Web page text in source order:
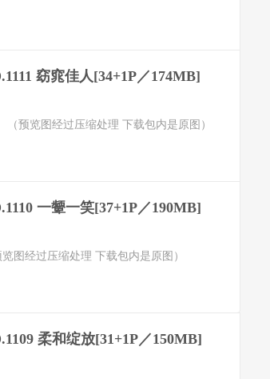
窈窕佳人[34+1P／174MB]
预览图经过压缩处理 下载包内是原图）
一颦一笑[37+1P／190MB]
图经过压缩处理 下载包内是原图）
柔和绽放[31+1P／150MB]